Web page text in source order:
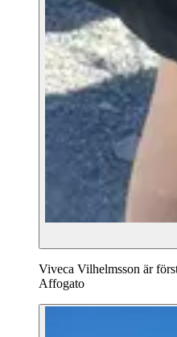
Viveca Vilhelmsson är
Affogato